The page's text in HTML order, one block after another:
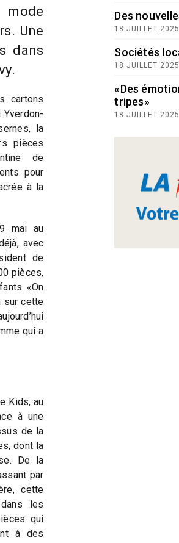
Une
dans
cartons
la
pièces
de
pour
à la
mai au
avec
de
pièces,
«On
sur cette
qui a
Kids, au
à une
de la
dont la
De la
par
cette
les
qui
à des
Des
18 JUILLET
Sociétés
18 JUILLET
«Des
tripes»
18 JUILLET